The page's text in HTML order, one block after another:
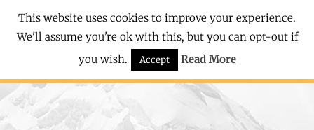
This website uses cookies to improve your experience.
We'll assume you're ok with this, but you can opt-out if
you wish.
Accept Read More